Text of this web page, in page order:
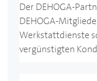
DerDEHOGA-
DEHOGA-
Werkstattdienste
vergünstigten